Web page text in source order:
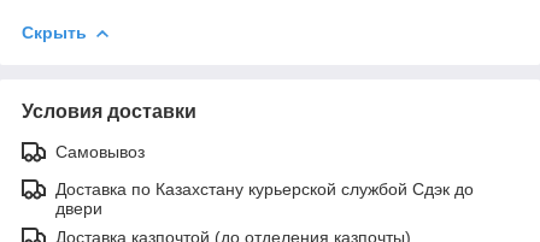
Скрыть
Условия доставки
Самовывоз
Доставка по Казахстану курьерской службой Сдэк до
двери
Доставка казпочтой (до отделения казпочты)